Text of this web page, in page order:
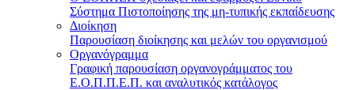
Σύστημα Πιστοποίησης της μη-τυπικής εκπαίδευσης
Διοίκηση
Παρουσίαση διοίκησης και μελών του οργανισμού
Οργανόγραμμα
Γραφική παρουσίαση οργανογράμματος του
Ε.Ο.Π.Π.Ε.Π. και αναλυτικός κατάλογος